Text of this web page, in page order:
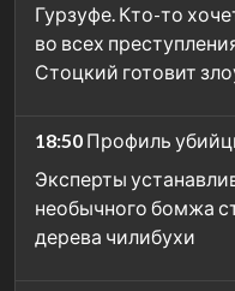
Гурзуфе. Кто-то
во всех
Стоцкий готовит
18:50 Профиль
Эксперты
необычного бомжа
дерева чилибухи